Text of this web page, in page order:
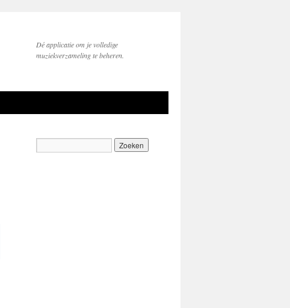
Dé applicatie om je volledige
muziekverzameling te beheren.